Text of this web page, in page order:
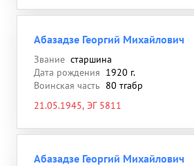
Абазадзе Георгий Михайлович
Звание старшина
Дата рождения 1920 г.
Воинская часть 80 тгабр
21.05.1945, ЭГ 5811
Абазадзе Георгий Михайлович